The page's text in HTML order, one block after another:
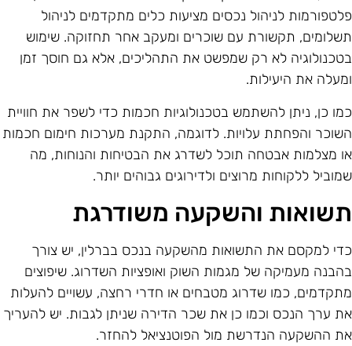
לניהול נכסים מציעות כלים מתקדמים לניהול
תקשורת עם שוכרים ומעקב אחר תחזוקה. שימוש
לא רק שמפשט את התהליכים, אלא גם חוסך זמן
את היעילות.
כן, ניתן להשתמש בטכנולוגיות חכמות כדי לשפר את חוויית
והפחתת עלויות. לדוגמה, התקנת מערכות חימום חכמות
מצלמות אבטחה תוכל לשדרג את הבטיחות והנוחות, מה
ללקוחות מרוצים ולדירוגים גבוהים יותר.
והשקעה משודרגת
למקסם את התשואות מהשקעה בנכס בברלין, יש צורך
מעמיקה של מגמות השוק ואופציות השדרוג. שיפוצים
כמו שדרוג מטבחים או חדרי רחצה, עשויים להעלות
ערך הנכס וכמו כן את שכר הדירה שניתן לגבות. יש להעריך
ההשקעה הנדרשת מול הפוטנציאל להחזר.